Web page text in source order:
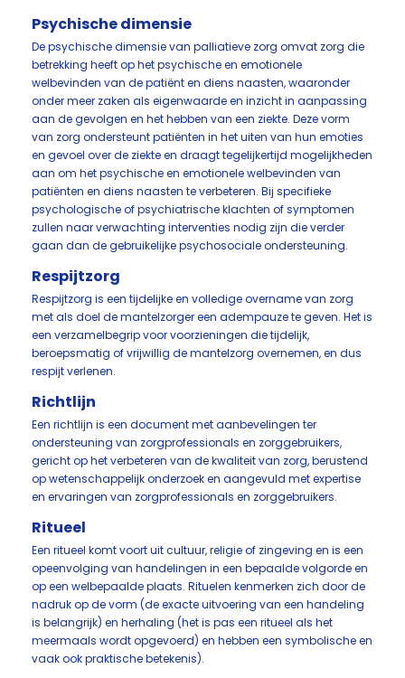
Psychische dimensie
De psychische dimensie van palliatieve zorg omvat zorg die
betrekking heeft op het psychische en emotionele
welbevinden van de patiënt en diens naasten, waaronder
onder meer zaken als eigenwaarde en inzicht in aanpassing
aan de gevolgen en het hebben van een ziekte. Deze vorm
van zorg ondersteunt patiënten in het uiten van hun emoties
en gevoel over de ziekte en draagt tegelijkertijd mogelijkheden
aan om het psychische en emotionele welbevinden van
patiënten en diens naasten te verbeteren. Bij specifieke
psychologische of psychiatrische klachten of symptomen
zullen naar verwachting interventies nodig zijn die verder
gaan dan de gebruikelijke psychosociale ondersteuning.
Respijtzorg
Respijtzorg is een tijdelijke en volledige overname van zorg
met als doel de mantelzorger een adempauze te geven. Het is
een verzamelbegrip voor voorzieningen die tijdelijk,
beroepsmatig of vrijwillig de mantelzorg overnemen, en dus
respijt verlenen.
Richtlijn
Een richtlijn is een document met aanbevelingen ter
ondersteuning van zorgprofessionals en zorggebruikers,
gericht op het verbeteren van de kwaliteit van zorg, berustend
op wetenschappelijk onderzoek en aangevuld met expertise
en ervaringen van zorgprofessionals en zorggebruikers.
Ritueel
Een ritueel komt voort uit cultuur, religie of zingeving en is een
opeenvolging van handelingen in een bepaalde volgorde en
op een welbepaalde plaats. Rituelen kenmerken zich door de
nadruk op de vorm (de exacte uitvoering van een handeling
is belangrijk) en herhaling (het is pas een ritueel als het
meermaals wordt opgevoerd) en hebben een symbolische en
vaak ook praktische betekenis).